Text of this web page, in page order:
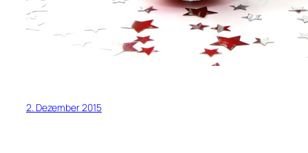
2. Dezember 2015